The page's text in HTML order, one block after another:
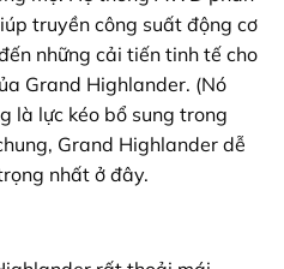
truyền công suất động cơ
những cải tiến tinh tế cho
Grand Highlander. (Nó
là lực kéo bổ sung trong
Grand Highlander dễ
nhất ở đây.